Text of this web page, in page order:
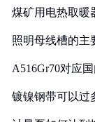
煤矿用电热取暖
照明母线槽的主
A516Gr70对应
镀镍钢带可以过